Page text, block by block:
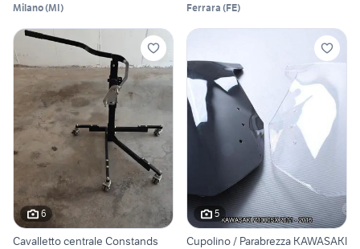
Milano(MI) Ferrara (FE)
6
Cavalletto centrale Constands
5
Cupolino / Parabrezza KAWASAKI